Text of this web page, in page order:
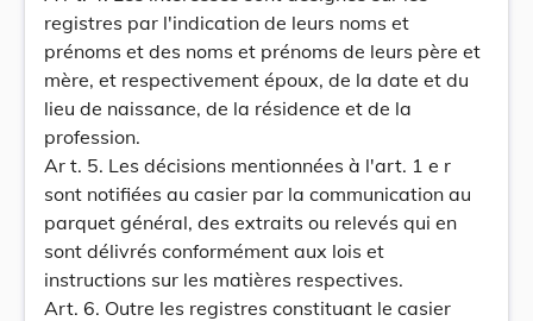
registres par l'indication de leurs noms et
prénoms et des noms et prénoms de leurs père et
mère, et respectivement époux, de la date et du
lieu de naissance, de la résidence et de la
profession.
Ar t. 5. Les décisions mentionnées à l'art. 1 e r
sont notifiées au casier par la communication au
parquet général, des extraits ou relevés qui en
sont délivrés conformément aux lois et
instructions sur les matières respectives.
Art. 6. Outre les registres constituant le casier